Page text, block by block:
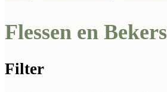
Flessen en Bekers
Filter